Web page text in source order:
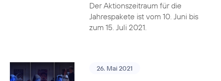
Der Aktionszeitraum für die
Jahrespakete ist vom 10. Juni bis
zum 15. Juli 2021.
26. Mai 2021